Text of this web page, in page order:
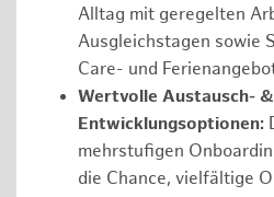
Alltag mit geregelten
Ausgleichstagen sowie
Care- und
Wertvolle Austausch- &
Entwicklungsoptionen:
mehrstufigen
die Chance, vielfältige